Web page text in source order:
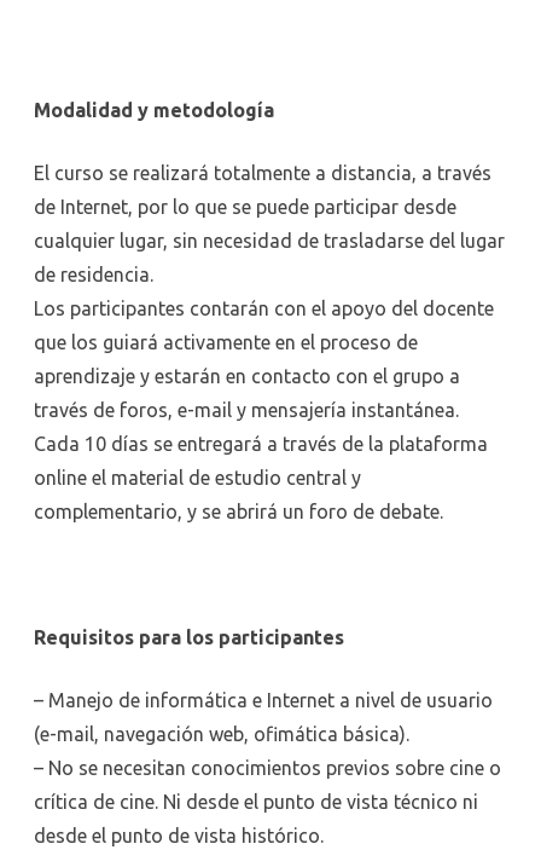
Modalidad y metodología
El curso se realizará totalmente a distancia, a través
de Internet, por lo que se puede participar desde
cualquier lugar, sin necesidad de trasladarse del lugar
de residencia.
Los participantes contarán con el apoyo del docente
que los guiará activamente en el proceso de
aprendizaje y estarán en contacto con el grupo a
través de foros, e-mail y mensajería instantánea.
Cada 10 días se entregará a través de la plataforma
online el material de estudio central y
complementario, y se abrirá un foro de debate.
Requisitos para los participantes
– Manejo de informática e Internet a nivel de usuario
(e-mail, navegación web, ofimática básica).
– No se necesitan conocimientos previos sobre cine o
crítica de cine. Ni desde el punto de vista técnico ni
desde el punto de vista histórico.